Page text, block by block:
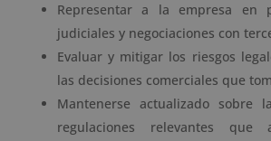
Representar a la empresa en
judiciales y negociaciones con
Evaluar y mitigar los riesgos
las decisiones comerciales que
Mantenerse actualizado sobre
regulaciones relevantes